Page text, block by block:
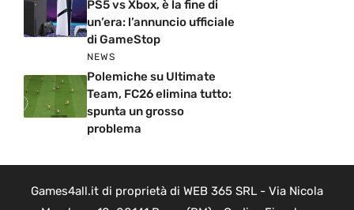
PS5 vs Xbox, è la fine di
un’era: l’annuncio ufficiale
di GameStop
NEWS
Polemiche su Ultimate
Team, FC26 elimina tutto:
spunta un grosso
problema
Games4all.it di proprietà di WEB 365 SRL - Via Nicola